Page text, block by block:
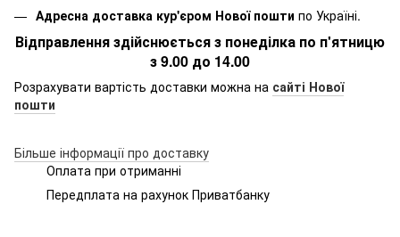
Адресна доставка кур'єром Нової пошти по Україні.
Відправлення здійснюється з понеділка по п'ятницю
з 9.00 до 14.00
Розрахувати вартість доставки можна на сайті Нової
пошти
Більше інформації про доставку
Оплата при отриманні
Передплата на рахунок Приватбанку